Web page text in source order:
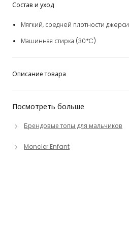
Посмотреть больше
Брендовые топы для мальчиков
Moncler Enfant
Состав и уход
Мягкий, средней плотности джерси
Машинная стирка (30*C)
Описание товара